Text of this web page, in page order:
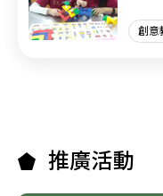
創意
推廣活動